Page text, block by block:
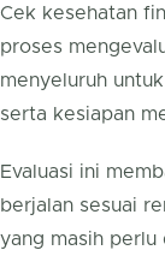
Cek kesehatan
proses
menyeluruh
serta kesiapan
Evaluasi ini
berjalan sesuai
yang masih perlu